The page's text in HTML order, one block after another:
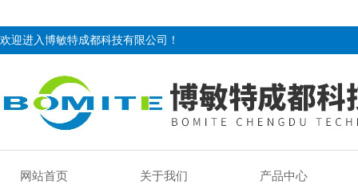
欢迎进入博敏特成都科技有限公司！
网站首页 关于我们 产品中心